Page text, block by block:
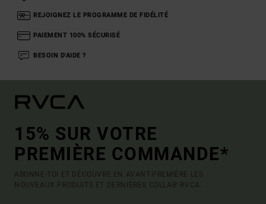
REJOIGNEZ LE PROGRAMME DE FIDÉLITÉ
PAIEMENT 100% SÉCURISÉ
BESOIN D'AIDE ?
15% SUR VOTRE
PREMIÈRE COMMANDE*
ABONNE-TOI ET DÉCOUVRE EN AVANT-PREMIÈRE LES
NOUVEAUX PRODUITS ET DERNIÈRES COLLAB' RVCA.